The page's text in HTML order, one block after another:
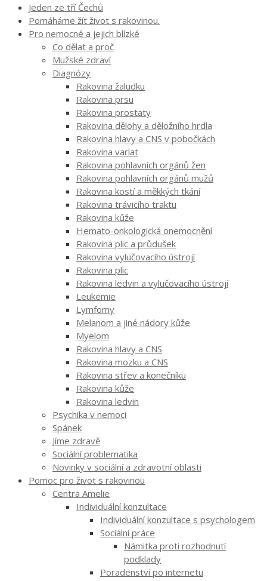
Jeden ze tří Čechů
Pomáháme žít život s rakovinou.
Pro nemocné a jejich blízké
Co dělat a proč
Mužské zdraví
Diagnózy
Rakovina žaludku
Rakovina prsu
Rakovina prostaty
Rakovina dělohy a děložního hrdla
Rakovina hlavy a CNS v pobočkách
Rakovina varlat
Rakovina pohlavních orgánů žen
Rakovina pohlavních orgánů mužů
Rakovina kostí a měkkých tkání
Rakovina trávicího traktu
Rakovina kůže
Hemato-onkologická onemocnění
Rakovina plic a průdušek
Rakovina vylučovacího ústrojí
Rakovina plic
Rakovina ledvin a vylučovacího ústrojí
Leukemie
Lymfomy
Melanom a jiné nádory kůže
Myelom
Rakovina hlavy a CNS
Rakovina mozku a CNS
Rakovina střev a konečníku
Rakovina kůže
Rakovina ledvin
Psychika v nemoci
Spánek
Jíme zdravě
Sociální problematika
Novinky v sociální a zdravotní oblasti
Pomoc pro život s rakovinou
Centra Amelie
Individuální konzultace
Individuální konzultace s psychologem
Sociální práce
Námitka proti rozhodnutí
podklady
Poradenství po internetu